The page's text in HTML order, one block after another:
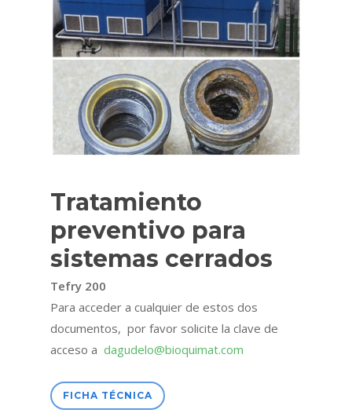
Tratamiento
preventivo para
sistemas cerrados
Tefry 200
Para acceder a cualquier de estos dos
documentos, por favor solicite la clave de
acceso a dagudelo@bioquimat.com
FICHA TÉCNICA